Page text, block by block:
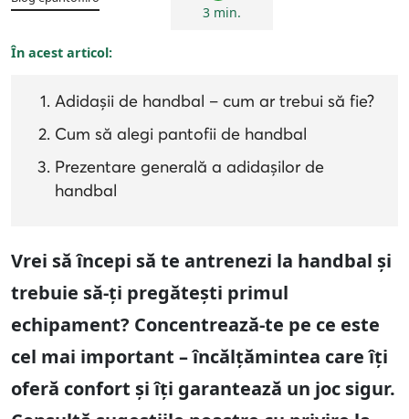
3 min.
În acest articol:
Adidașii de handbal – cum ar trebui să fie?
Cum să alegi pantofii de handbal
Prezentare generală a adidașilor de
handbal
Vrei să începi să te antrenezi la handbal și
trebuie să-ți pregătești primul
echipament? Concentrează-te pe ce este
cel mai important – încălțămintea care îți
oferă confort și îți garantează un joc sigur.